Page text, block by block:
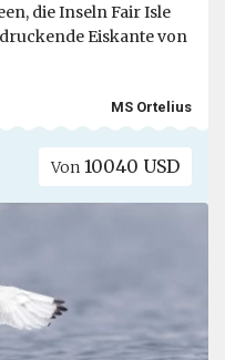
die Inseln Fair Isle
Eiskante von
MS Ortelius
Von 10040 USD